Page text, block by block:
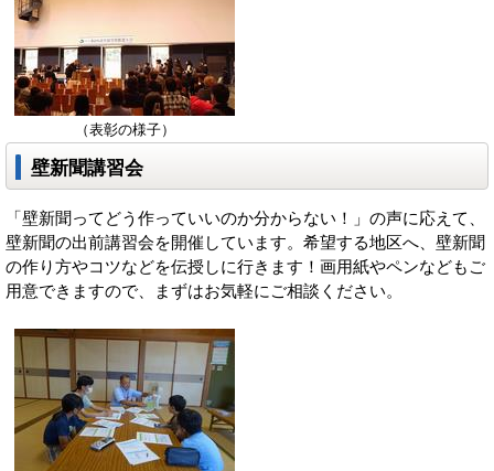
（表彰の様子）
壁新聞講習会
「壁新聞ってどう作っていいのか分からない！」の声に応えて、
壁新聞の出前講習会を開催しています。希望する地区へ、壁新聞
の作り方やコツなどを伝授しに行きます！画用紙やペンなどもご
用意できますので、まずはお気軽にご相談ください。